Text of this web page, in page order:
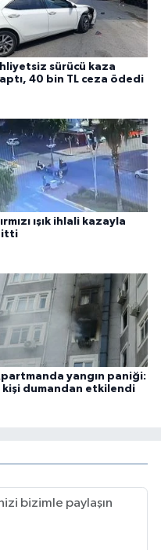
sürücü kaza
40 bin TL ceza ödedi
ışık ihlali kazayla
yangın paniği:
kişi dumandan etkilendi